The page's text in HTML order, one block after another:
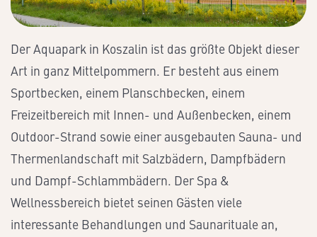
Der Aquapark in Koszalin ist das größte Objekt dieser
Art in ganz Mittelpommern. Er besteht aus einem
Sportbecken, einem Planschbecken, einem
Freizeitbereich mit Innen- und Außenbecken, einem
Outdoor-Strand sowie einer ausgebauten Sauna- und
Thermenlandschaft mit Salzbädern, Dampfbädern
und Dampf-Schlammbädern. Der Spa &
Wellnessbereich bietet seinen Gästen viele
interessante Behandlungen und Saunarituale an,